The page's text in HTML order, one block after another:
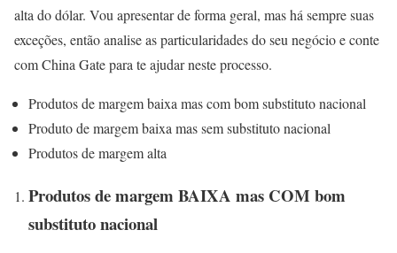
alta do dólar. Vou apresentar de forma geral, mas há sempre suas
exceções, então analise as particularidades do seu negócio e conte
com China Gate para te ajudar neste processo.
Produtos de margem baixa mas com bom substituto nacional
Produto de margem baixa mas sem substituto nacional
Produtos de margem alta
Produtos de margem BAIXA mas COM bom
substituto nacional